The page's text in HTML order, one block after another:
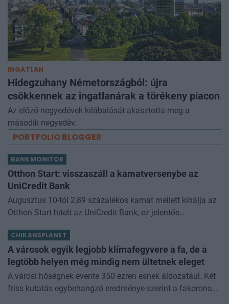
INGATLAN
Hidegzuhany Németországból: újra
csökkennek az ingatlanárak a törékeny piacon
Az előző negyedévek kilábalását akasztotta meg a
második negyedév.
PORTFOLIO BLOGGER
BANKMONITOR
Otthon Start: visszaszáll a kamatversenybe az
UniCredit Bank
Augusztus 10-tól 2,89 százalékos kamat mellett kínálja az
Otthon Start hitelt az UniCredit Bank, ez jelentős
kamathoz képest. De arról sem s
CHIKANSPLANET
A városok egyik legjobb klímafegyvere a fa, de a
legtöbb helyen még mindig nem ültetnek eleget
A városi hőségnek évente 350 ezren esnek áldozatául. Két
friss kutatás egybehangzó eredménye szerint a fakorona